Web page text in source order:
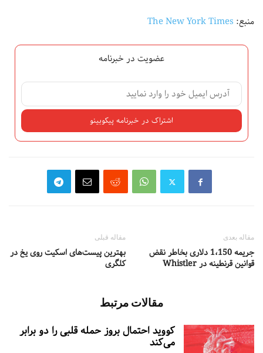
منبع: The New York Times
عضویت در خبرنامه
مقاله قبلی
بهترین پیست‌های اسکیت روی یخ در
کلگری
مقاله بعدی
جریمه 1،150 دلاری بخاطر نقض
قوانین قرنطینه در Whistler
مقالات مرتبط
کووید احتمال بروز حمله قلبی را دو برابر
می‌کند